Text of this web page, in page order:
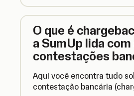
O que é
a SumUp lida com
contestações
Aqui você encontra tudo
contestação bancária